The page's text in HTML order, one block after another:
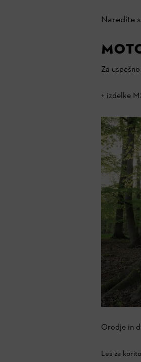
Naredite
Za
+ izdelke
Orodje in
Les za